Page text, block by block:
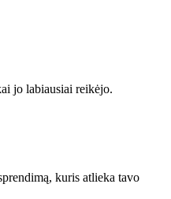
jo labiausiai reikėjo.
kuris atlieka tavo